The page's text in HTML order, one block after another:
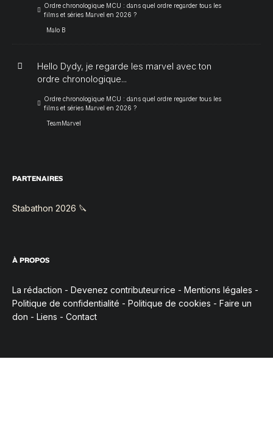
Ordre chronologique MCU : dans quel ordre regarder tous les
films et séries Marvel en 2026 ?
Malo B
Hello Dydy, je regarde les marvel avec ton
ordre chronologique...
Ordre chronologique MCU : dans quel ordre regarder tous les
films et séries Marvel en 2026 ?
TeamMarvel
PARTENAIRES
Stabathon 2026 🔪
À PROPOS
La rédaction - Devenez contributeur·rice - Mentions légales -
Politique de confidentialité - Politique de cookies - Faire un
don - Liens - Contact